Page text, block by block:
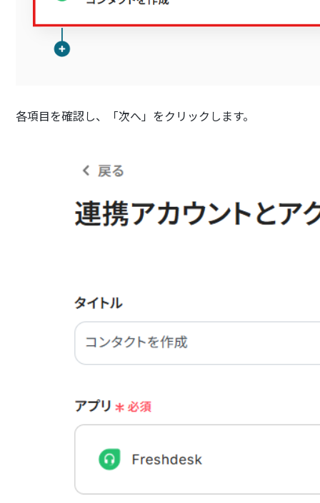
各項目を確認し、「次へ」をクリックします。